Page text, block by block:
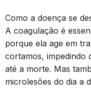
Como a doença se
A coagulação é
porque ela age em
cortamos, impedindo
até a morte. Mas
microlesões do dia a